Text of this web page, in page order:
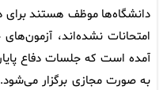
دانشگاه‌ها موظف هستند برای
امتحانات نشده‌اند،
آمده است که جلسات دفاع
به صورت مجازی برگزار